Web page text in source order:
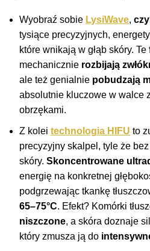
Wyobraź sobie LysiWave,
tysiące precyzyjnych,
które wnikają w głąb skóry. Te
mechanicznie rozbijają
ale też genialnie pobudzają
absolutnie kluczowe w walce
obrzękami.
Z kolei technologia HIFU to
precyzyjny skalpel, tyle że
skóry. Skoncentrowane
energię na konkretnej
podgrzewając tkankę
65–75°C. Efekt? Komórki
niszczone, a skóra doznaje
który zmusza ją do